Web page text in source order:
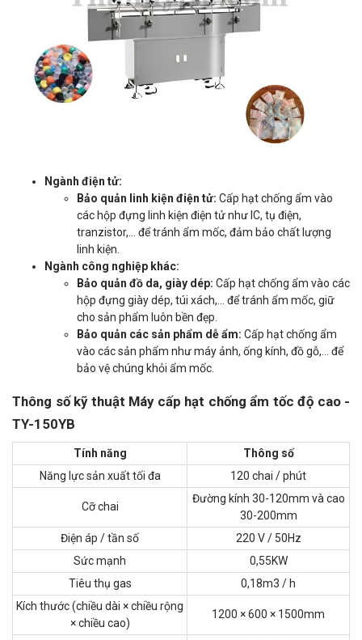
Ngành điện tử:
Bảo quản linh kiện điện tử: Cấp hạt chống ẩm vào
các hộp đựng linh kiện điện tử như IC, tụ điện,
tranzistor,... để tránh ẩm mốc, đảm bảo chất lượng
linh kiện.
Ngành công nghiệp khác:
Bảo quản đồ da, giày dép: Cấp hạt chống ẩm vào các
hộp đựng giày dép, túi xách,... để tránh ẩm mốc, giữ
cho sản phẩm luôn bền đẹp.
Bảo quản các sản phẩm dễ ẩm: Cấp hạt chống ẩm
vào các sản phẩm như máy ảnh, ống kính, đồ gỗ,... để
bảo vệ chúng khỏi ẩm mốc.
Thông số kỹ thuật Máy cấp hạt chống ẩm tốc độ cao -
TY-150YB
Tính năng
Thông số
Năng lực sản xuất tối đa
120 chai / phút
Cỡ chai
Đường kính 30-120mm và cao
30-200mm
Điện áp / tần số
220 V / 50Hz
Sức mạnh
0,55KW
Tiêu thụ gas
0,18m3 / h
Kích thước (chiều dài × chiều rộng
× chiều cao)
1200 × 600 × 1500mm